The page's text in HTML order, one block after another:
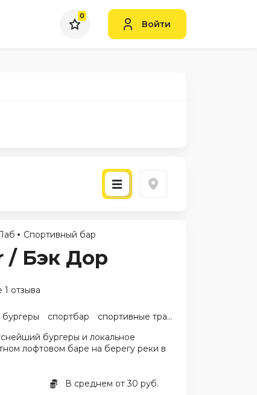
0
Войти
Спортивный бар
/ Бэк Дор
1 отзыва
бургеры спортбар
спортивные трансляции
бургеры и локальное
лофтовом баре на берегу реки в
В среднем от 30 руб.